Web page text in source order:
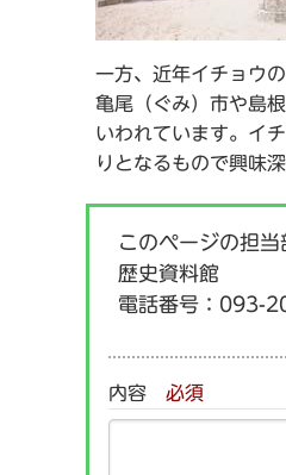
一方、近年イチョウ
亀尾（ぐみ）市や島
いわれています。イ
りとなるもので興味
このページの担当
歴史資料館
電話番号： 093-
内容 必須